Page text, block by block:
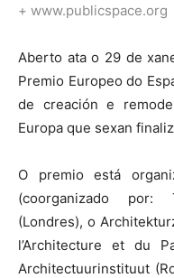
+ www.publicspace.org
Aberto ata o 29 de
Premio Europeo do
de creación e
Europa que sexan
O premio está
(coorganizado por:
(Londres), o
l’Architecture et du
Architectuurinstituut